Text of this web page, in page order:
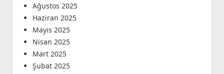
Ağustos 2025
Haziran 2025
Mayıs 2025
Nisan 2025
Mart 2025
Şubat 2025